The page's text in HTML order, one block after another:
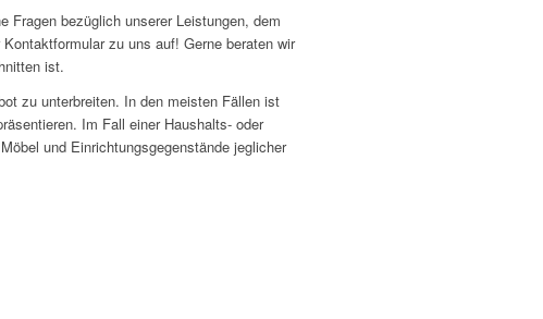
Fragen bezüglich unserer Leistungen, dem
zu uns auf! Gerne beraten wir
ist.
zu unterbreiten. In den meisten Fällen ist
Im Fall einer Haushalts- oder
und Einrichtungsgegenstände jeglicher